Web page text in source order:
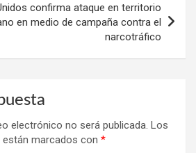
confirma ataque en territorio
en medio de campaña contra el
narcotráfico
electrónico no será publicada. Los
marcados con *